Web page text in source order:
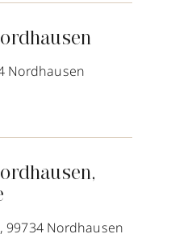
Nordhausen
99734 Nordhausen